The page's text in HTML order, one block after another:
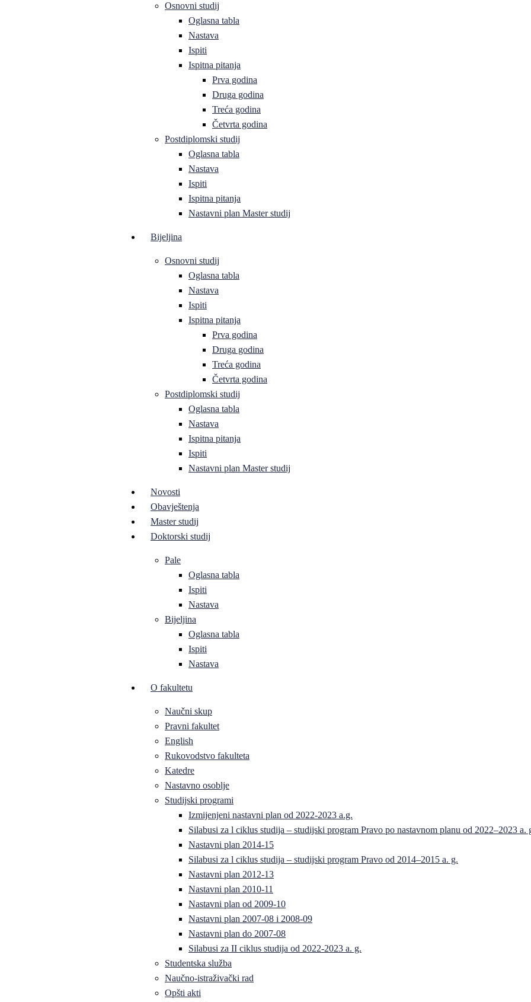
Osnovni studij
Oglasna tabla
Nastava
Ispiti
Ispitna pitanja
Prva godina
Druga godina
Treća godina
Četvrta godina
Postdiplomski studij
Oglasna tabla
Nastava
Ispiti
Ispitna pitanja
Nastavni plan Master studij
Bijeljina
Osnovni studij
Oglasna tabla
Nastava
Ispiti
Ispitna pitanja
Prva godina
Druga godina
Treća godina
Četvrta godina
Postdiplomski studij
Oglasna tabla
Nastava
Ispitna pitanja
Ispiti
Nastavni plan Master studij
Novosti
Obavještenja
Master studij
Doktorski studij
Pale
Oglasna tabla
Ispiti
Nastava
Bijeljina
Oglasna tabla
Ispiti
Nastava
O fakultetu
Naučni skup
Pravni fakultet
English
Rukovodstvo fakulteta
Katedre
Nastavno osoblje
Studijski programi
Izmijenjeni nastavni plan od 2022-2023 a.g.
Silabusi za l ciklus studija – studijski program Pravo po nastavnom planu od 2022–2023 a.
Nastavni plan 2014-15
Silabusi za l ciklus studija – studijski program Pravo od 2014–2015 a. g.
Nastavni plan 2012-13
Nastavni plan 2010-11
Nastavni plan od 2009-10
Nastavni plan 2007-08 i 2008-09
Nastavni plan do 2007-08
Silabusi za II ciklus studija od 2022-2023 a. g.
Studentska služba
Naučno-istraživački rad
Opšti akti